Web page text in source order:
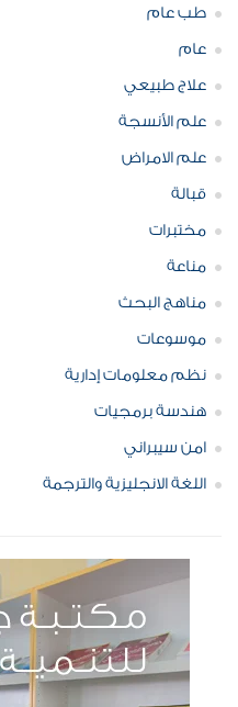
طب عام
عام
علاج طبيعي
علم الأنسجة
علم الامراض
قبالة
مختبرات
مناعة
مناهج البحث
موسوعات
نظم معلومات إدارية
هندسة برمجيات
امن سيبراني
اللغة الانجليزية والترجمة